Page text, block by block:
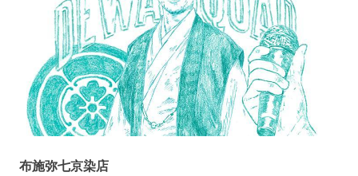
布施弥七京染店